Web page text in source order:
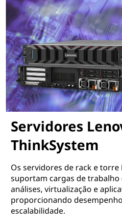
Servidores
ThinkSystem
Os servidores de rack e torre
suportam cargas de trabalho
análises, virtualização e
proporcionando
escalabilidade.